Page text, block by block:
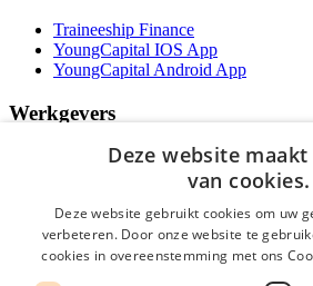
Traineeship Finance
YoungCapital IOS App
YoungCapital Android App
Werkgevers
Het concept
Traineeship WFT-specialist
Brochure aanvragen
Vacature aanmelden
F.A.Q
Deze website
van cookies.
Deze website gebruikt cookies om uw
verbeteren. Door onze website te
cookies in overeenstemming met ons